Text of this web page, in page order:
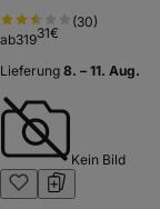
(30)
ab31931€
Lieferung 8. – 11. Aug.
Kein Bild